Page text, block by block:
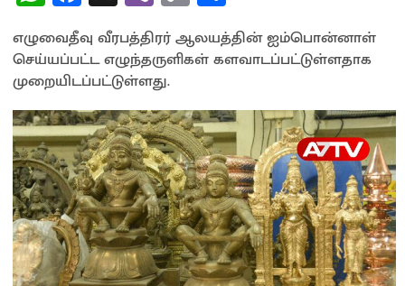
h
at
sA
p
p
ce
b
o
o
k
b
er
o
py
Li
n
k
h
ar
e
எழுவைதீவு வீரபத்திரர் ஆலயத்தின் ஐம்பொன்னாள்
செய்யப்பட்ட எழுந்தருளிகள் களவாடப்பட்டுள்ளதாக
முறையிடப்பட்டுள்ளது.